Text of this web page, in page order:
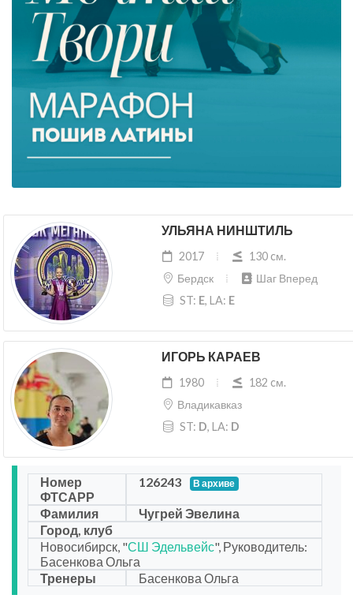
УЛЬЯНА НИНШТИЛЬ
2017
130 cм.
Бердск
Шаг Вперед
ST: E, LA: E
ИГОРЬ КАРАЕВ
1980
182 cм.
Владикавказ
ST: D, LA: D
Номер
ФТСАРР
126243 В архиве
Фамилия
Чугрей Эвелина
Город, клуб
Новосибирск, "СШ Эдельвейс", Руководитель:
Басенкова Ольга
Тренеры
Басенкова Ольга